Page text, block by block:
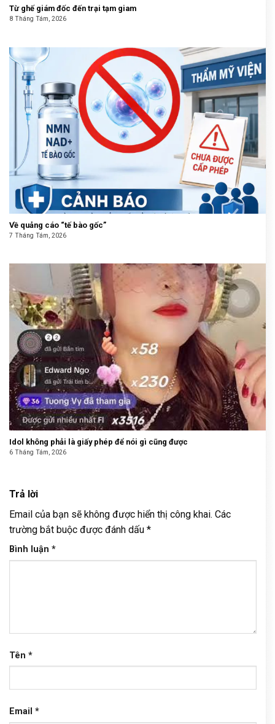
Từ ghế giám đốc đến trại tạm giam
8 Tháng Tám, 2026
Về quảng cáo “tế bào gốc”
7 Tháng Tám, 2026
Idol không phải là giấy phép để nói gì cũng được
6 Tháng Tám, 2026
Trả lời
Email của bạn sẽ không được hiển thị công khai. Các
trường bắt buộc được đánh dấu *
Bình luận *
Tên *
Email *